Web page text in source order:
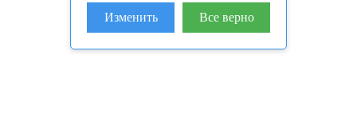
Изменить Все верно